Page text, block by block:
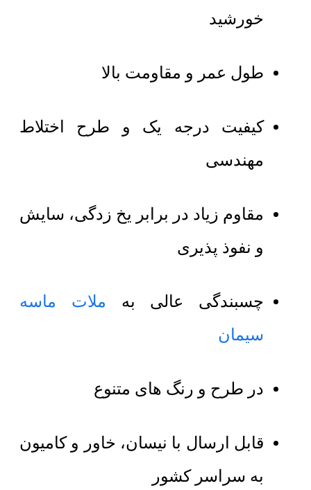
خورشید
طول عمر و مقاومت بالا
کیفیت درجه یک و طرح اختلاط
مهندسی
مقاوم زیاد در برابر یخ زدگی، سایش
و نفوذ پذیری
چسبندگی عالی به ملات ماسه
سیمان
در طرح و رنگ های متنوع
قابل ارسال با نیسان، خاور و کامیون
به سراسر کشور